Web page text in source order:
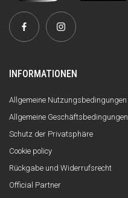
INFORMATIONEN
Allgemeine Nutzungsbedingungen
Allgemeine Geschäftsbedingungen
Schutz der Privatsphäre
Cookie policy
Rückgabe und Widerrufsrecht
Official Partner